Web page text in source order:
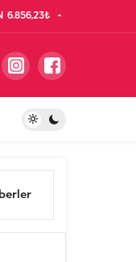
6.856,23₺